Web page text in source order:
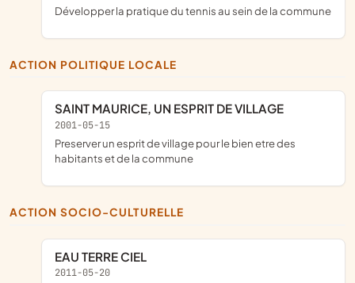
développer la pratique du tennis au sein de la commune
ACTION POLITIQUE LOCALE
SAINT MAURICE, UN ESPRIT DE VILLAGE
2001-05-15
preserver un esprit de village pour le bien etre des
habitants et de la commune
ACTION SOCIO-CULTURELLE
EAU TERRE CIEL
2011-05-20